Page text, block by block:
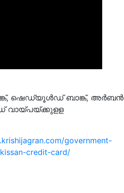
ഷെഡ്യൂള്‍ഡ് ബാങ്ക്, അര്‍ബന്‍
വായ്പയ്ക്കുളള
government-
credit-card/